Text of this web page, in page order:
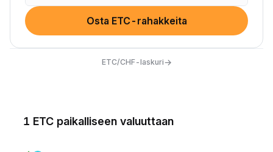
Osta ETC-rahakkeita
ETC/CHF-laskuri→
1 ETC paikalliseen valuuttaan